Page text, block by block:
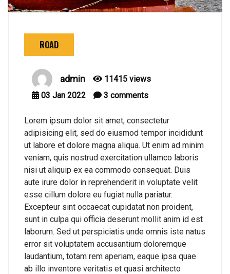
ROAD
admin
11415 views
03 Jan 2022 3 comments
Lorem ipsum dolor sit amet, consectetur
adipisicing elit, sed do eiusmod tempor incididunt
ut labore et dolore magna aliqua. Ut enim ad minim
veniam, quis nostrud exercitation ullamco laboris
nisi ut aliquip ex ea commodo consequat. Duis
aute irure dolor in reprehenderit in voluptate velit
esse cillum dolore eu fugiat nulla pariatur.
Excepteur sint occaecat cupidatat non proident,
sunt in culpa qui officia deserunt mollit anim id est
laborum. Sed ut perspiciatis unde omnis iste natus
error sit voluptatem accusantium doloremque
laudantium, totam rem aperiam, eaque ipsa quae
ab illo inventore veritatis et quasi architecto